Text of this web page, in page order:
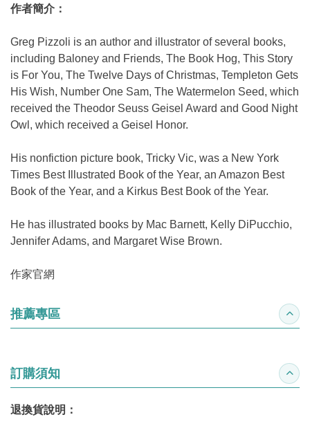
作者簡介：
Greg Pizzoli is an author and illustrator of several books,
including Baloney and Friends, The Book Hog, This Story
is For You, The Twelve Days of Christmas, Templeton Gets
His Wish, Number One Sam, The Watermelon Seed, which
received the Theodor Seuss Geisel Award and Good Night
Owl, which received a Geisel Honor.
His nonfiction picture book, Tricky Vic, was a New York
Times Best Illustrated Book of the Year, an Amazon Best
Book of the Year, and a Kirkus Best Book of the Year.
He has illustrated books by Mac Barnett, Kelly DiPucchio,
Jennifer Adams, and Margaret Wise Brown.
作家官網
推薦專區 收合
訂購須知 收合
退換貨說明：